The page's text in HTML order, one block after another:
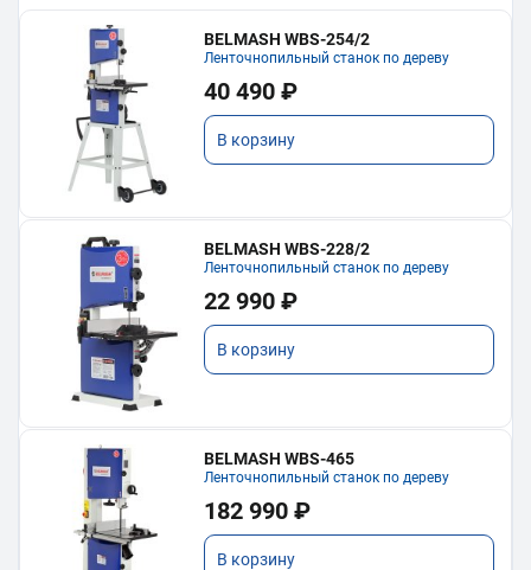
BELMASH WBS-254/2
Ленточнопильный станок по дереву
40 490 ₽
В корзину
BELMASH WBS-228/2
Ленточнопильный станок по дереву
22 990 ₽
В корзину
BELMASH WBS-465
Ленточнопильный станок по дереву
182 990 ₽
В корзину